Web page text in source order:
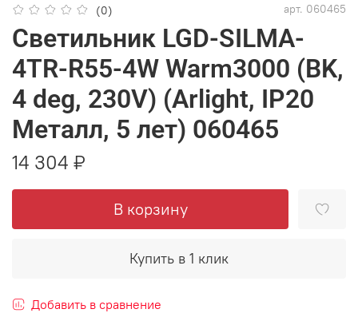
(0) арт. 060465
Светильник LGD-SILMA-
4TR-R55-4W Warm3000 (BK,
4 deg, 230V) (Arlight, IP20
Металл, 5 лет) 060465
14 304 ₽
В корзину
Купить в 1 клик
Добавить в сравнение